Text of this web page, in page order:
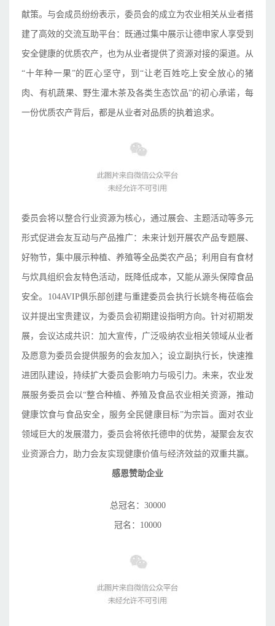
献策。与会成员纷纷表示， 委员会的成立为农业相关从业者搭
建了高效的交流互助平台：既通过集中展示让德申家人享受到
安全健康的优质农产，也为从业者提供了资源对接的渠道。从
“十年种一果”的匠心坚守，到“让老百姓吃上安全放心的猪
肉、有机蔬果、野生灌木茶及各类生态饮品”的初心承诺，每
一份优质农产背后，都是从业者对品质的执着追求。
委员会将以整合行业资源为核心，通过展会、主题活动等多元
形式促进会友互动与产品推广：未来计划开展农产品专题展、
好物节，集中展示种植、养殖等全品类农产品；利用自有食材
与炊具组织会友特色活动，既降低成本，又能从源头保障食品
安全。 104AVIP俱乐部创建与重建委员会执行长姚冬梅莅临会
议并提出宝贵建议，为委员会初期建设指明方向。针对初期发
展，会议达成共识：加大宣传，广泛吸纳农业相关领域从业者
及愿意为委员会提供服务的会友加入；设立副执行长，快速推
进团队建设，持续扩大委员会影响力与吸引力。未来，农业发
展服务委员会以“整合种植、养殖及食品农业相关资源，推动
健康饮食与食品安全，服务全民健康目标”为宗旨。面对农业
领域巨大的发展潜力， 委员会将依托德申的优势，凝聚会友农
业资源合力，助力会友实现健康价值与经济效益的双重共赢。
感恩赞助企业
总冠名：30000
冠名：10000